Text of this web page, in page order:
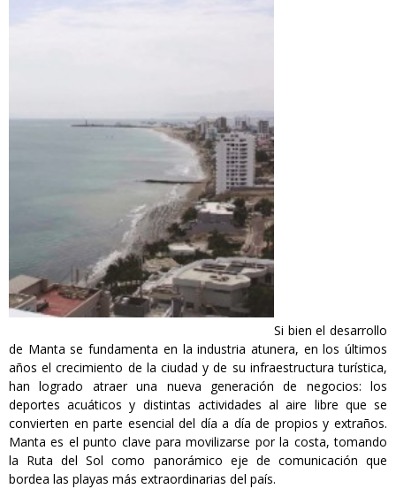
Si bien el desarrollo
de Manta se fundamenta en la industria atunera, en los últimos
años el crecimiento de la ciudad y de su infraestructura turística,
han logrado atraer una nueva generación de negocios: los
deportes acuáticos y distintas actividades al aire libre que se
convierten en parte esencial del día a día de propios y extraños.
Manta es el punto clave para movilizarse por la costa, tomando
la Ruta del Sol como panorámico eje de comunicación que
bordea las playas más extraordinarias del país.